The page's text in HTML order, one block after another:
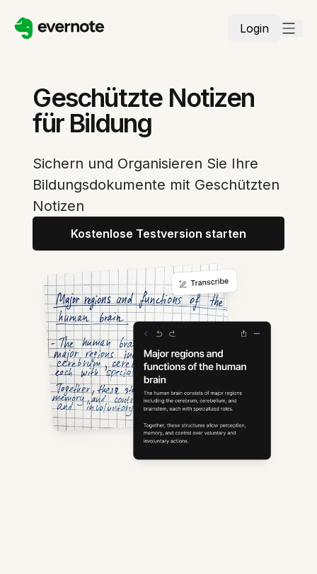
Login
Geschützte Notizen
für Bildung
Sichern und Organisieren Sie Ihre
Bildungsdokumente mit Geschützten
Notizen
Kostenlose Testversion starten